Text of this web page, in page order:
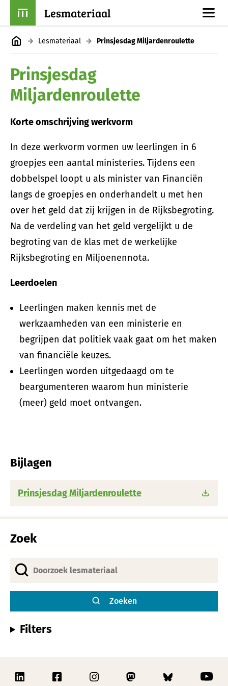
Lesmateriaal
Lesmateriaal Prinsjesdag Miljardenroulette
Prinsjesdag
Miljardenroulette
Korte omschrijving werkvorm
In deze werkvorm vormen uw leerlingen in 6
groepjes een aantal ministeries. Tijdens een
dobbelspel loopt u als minister van Financiën
langs de groepjes en onderhandelt u met hen
over het geld dat zij krijgen in de Rijksbegroting.
Na de verdeling van het geld vergelijkt u de
begroting van de klas met de werkelijke
Rijksbegroting en Miljoenennota.
Leerdoelen
Leerlingen maken kennis met de
werkzaamheden van een ministerie en
begrijpen dat politiek vaak gaat om het maken
van financiële keuzes.
Leerlingen worden uitgedaagd om te
beargumenteren waarom hun ministerie
(meer) geld moet ontvangen.
Bijlagen
Prinsjesdag Miljardenroulette
Zoek
Zoeken
Filters